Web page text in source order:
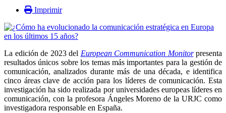
Imprimir
La edición de 2023 del European Communication Monitor presenta
resultados únicos sobre los temas más importantes para la gestión de
comunicación, analizados durante más de una década, e identifica
cinco áreas clave de acción para los líderes de comunicación. Esta
investigación ha sido realizada por universidades europeas líderes en
comunicación, con la profesora Ángeles Moreno de la URJC como
investigadora responsable en España.